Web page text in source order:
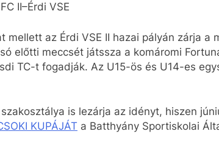
II–Érdi VSE
mellett az Érdi VSE II hazai pályán zárja a
előtti meccsét játssza a komáromi
TC-t fogadják. Az U15-ös és U14-es
is lezárja az idényt, hiszen
KUPÁJÁT a Batthyány Sportiskolai